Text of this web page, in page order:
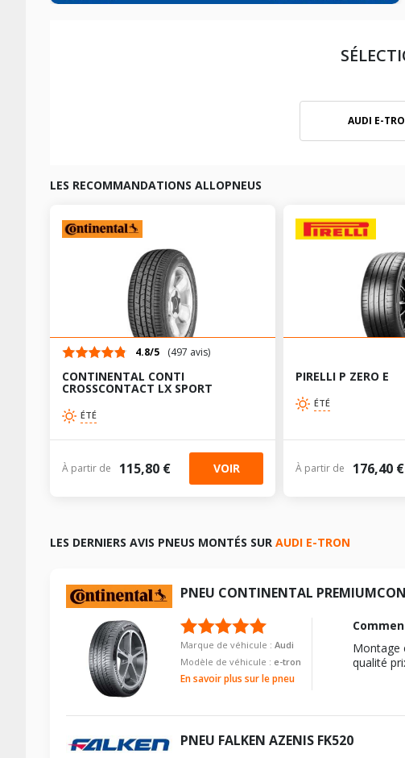
AUDI E-
LES RECOMMANDATIONS ALLOPNEUS
4.8/5 (497 avis)
CONTINENTAL CONTI
CROSSCONTACT LX SPORT
ÉTÉ
À partir de 115,80 € VOIR
PIRELLI P ZERO E
ÉTÉ
À partir de 176,40 €
LES DERNIERS AVIS PNEUS MONTÉS SUR AUDI E-TRON
PNEU CONTINENTAL
Marque de véhicule : Audi
Modèle de véhicule : e-tron
En savoir plus sur le pneu
Montage
qualité
PNEU FALKEN AZENIS FK520